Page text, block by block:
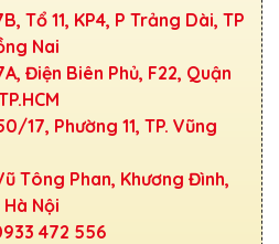
Tổ 11, KP4, P Trảng Dài, TP
Nai
Điện Biên Phủ, F22, Quận
17, Phường 11, TP. Vũng
Tông Phan, Khương Đình,
Nội
472 556